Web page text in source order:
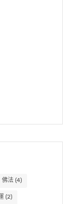
佛法 (4)
(2)